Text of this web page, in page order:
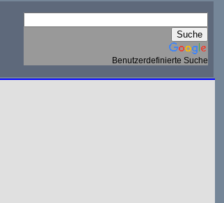
Benutzerdefinierte Suche